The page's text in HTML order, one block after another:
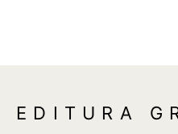
EDITURA